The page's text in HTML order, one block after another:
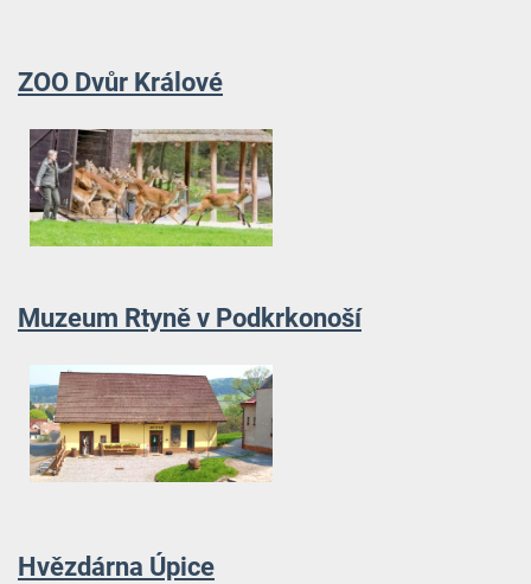
ZOO Dvůr Králové
Muzeum Rtyně v Podkrkonoší
Hvězdárna Úpice